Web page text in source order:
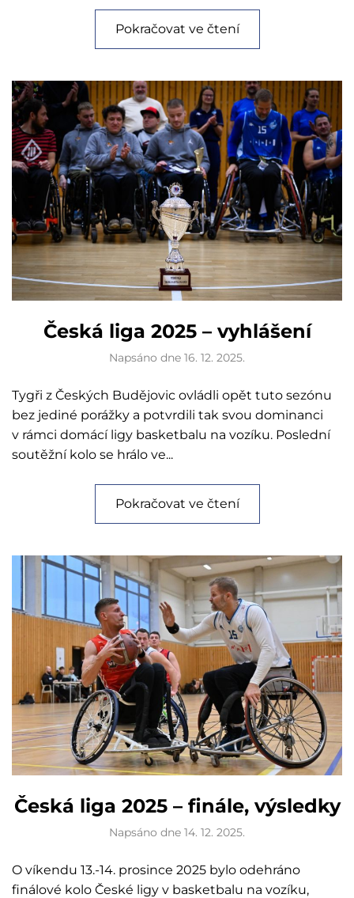
Pokračovat ve čtení
Česká liga 2025 – vyhlášení
Napsáno dne 16. 12. 2025.
Tygři z Českých Budějovic ovládli opět tuto sezónu
bez jediné porážky a potvrdili tak svou dominanci
v rámci domácí ligy basketbalu na vozíku. Poslední
soutěžní kolo se hrálo ve...
Pokračovat ve čtení
Česká liga 2025 – finále, výsledky
Napsáno dne 14. 12. 2025.
O víkendu 13.-14. prosince 2025 bylo odehráno
finálové kolo České ligy v basketbalu na vozíku,